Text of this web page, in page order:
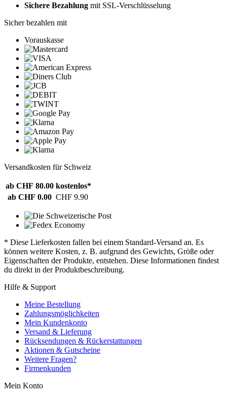
Sichere Bezahlung mit SSL-Verschlüsselung
Sicher bezahlen mit
Vorauskasse
Versandkosten für Schweiz
ab CHF 80.00 kostenlos*
ab CHF 0.00 CHF 9.90
* Diese Lieferkosten fallen bei einem Standard-Versand an. Es
können weitere Kosten, z. B. aufgrund des Gewichts, Größe oder
Eigenschaften der Produkte, entstehen. Diese Informationen findest
du direkt in der Produktbeschreibung.
Hilfe & Support
Meine Bestellung
Zahlungsmöglichkeiten
Mein Kundenkonto
Versand & Lieferung
Rücksendungen & Rückerstattungen
Aktionen & Gutscheine
Weitere Fragen?
Firmenkunden
Mein Konto